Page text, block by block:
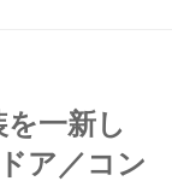
を一新し
ア／コン